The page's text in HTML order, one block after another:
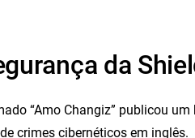
da
“Amo Changiz” publicou um
crimes cibernéticos em inglês.